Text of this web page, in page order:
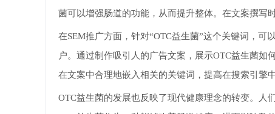
菌可以增强肠道的功能，从而提升整体。在文案撰写
在SEM推广方面，针对“OTC益生菌”这个关键词，
户。通过制作吸引人的广告文案，展示OTC益生菌如
在文案中合理地嵌入相关的关键词，提高在搜索引擎中
OTC益生菌的发展也反映了现代健康理念的转变。人